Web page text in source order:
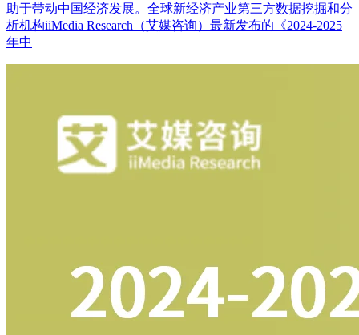
助于带动中国经济发展。全球新经济产业第三方数据挖掘和分
析机构iiMedia Research（艾媒咨询）最新发布的《2024-2025
年中